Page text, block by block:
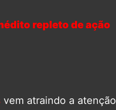
repleto de ação
vem atraindo a atenção